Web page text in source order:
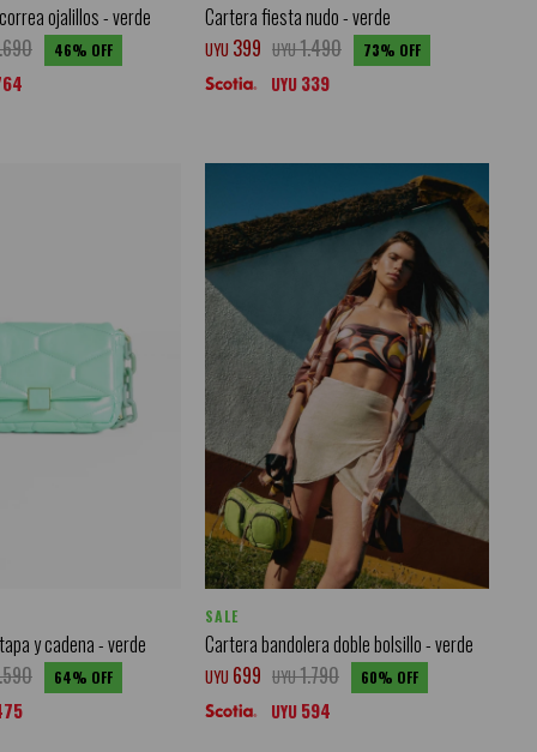
ojalillos - verde
46
Cartera fiesta nudo - verde
UYU 399 UYU1.490 73
UYU 339
y cadena - verde
64
SALE
Cartera bandolera doble bolsillo - verde
UYU 699 UYU1.790 60
UYU 594